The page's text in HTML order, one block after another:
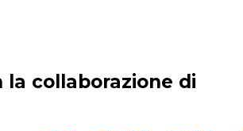
la collaborazione di